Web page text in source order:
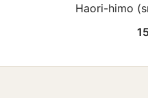
Haori-himo